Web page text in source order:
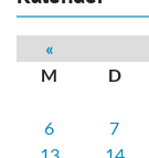
«
M
D
6
7